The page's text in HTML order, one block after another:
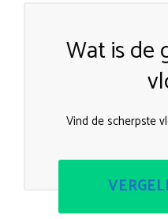
Wat is de
Vind de scherpste